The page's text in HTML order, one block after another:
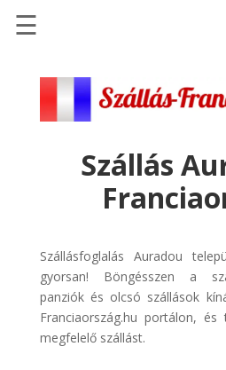
Szállások
Repülőjegy
pénzvisszatérítéssel
Discover
Cars
Transzfer
☰
Szállás
Szállásfoglalás Auradou
gyorsan! Böngésszen a
panziók és olcsó szállások
Franciaország.hu portálon,
megfelelő szállást.